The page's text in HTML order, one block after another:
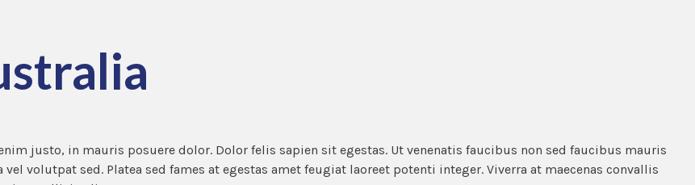
justo, in mauris posuere dolor. Dolor felis sapien sit egestas. Ut venenatis faucibus non sed faucibus mauris
volutpat sed. Platea sed fames at egestas amet feugiat laoreet potenti integer. Viverra at maecenas convallis